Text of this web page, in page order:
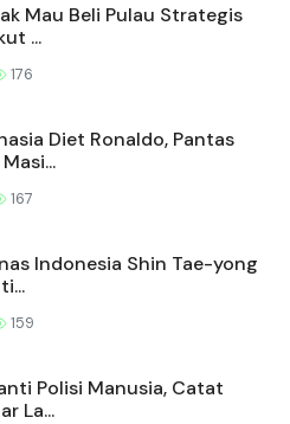
Mau Beli Pulau Strategis
...
176
Diet Ronaldo, Pantas
167
Indonesia Shin Tae-yong
159
Polisi Manusia, Catat
La...